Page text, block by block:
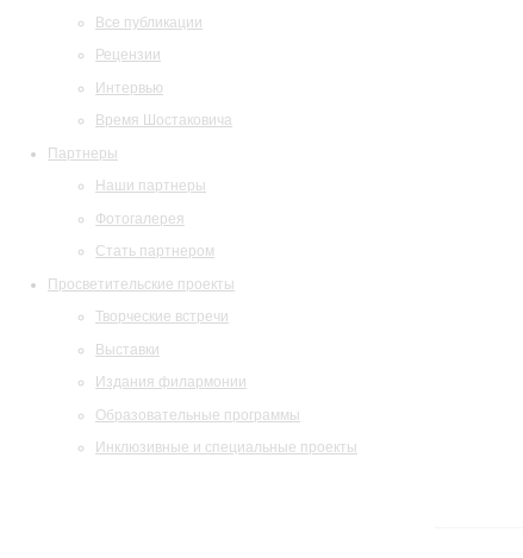
Все публикации
Рецензии
Интервью
Время Шостаковича
Партнеры
Наши партнеры
Фотогалерея
Стать партнером
Просветительские проекты
Творческие встречи
Выставки
Издания филармонии
Образовательные программы
Инклюзивные и специальные проекты